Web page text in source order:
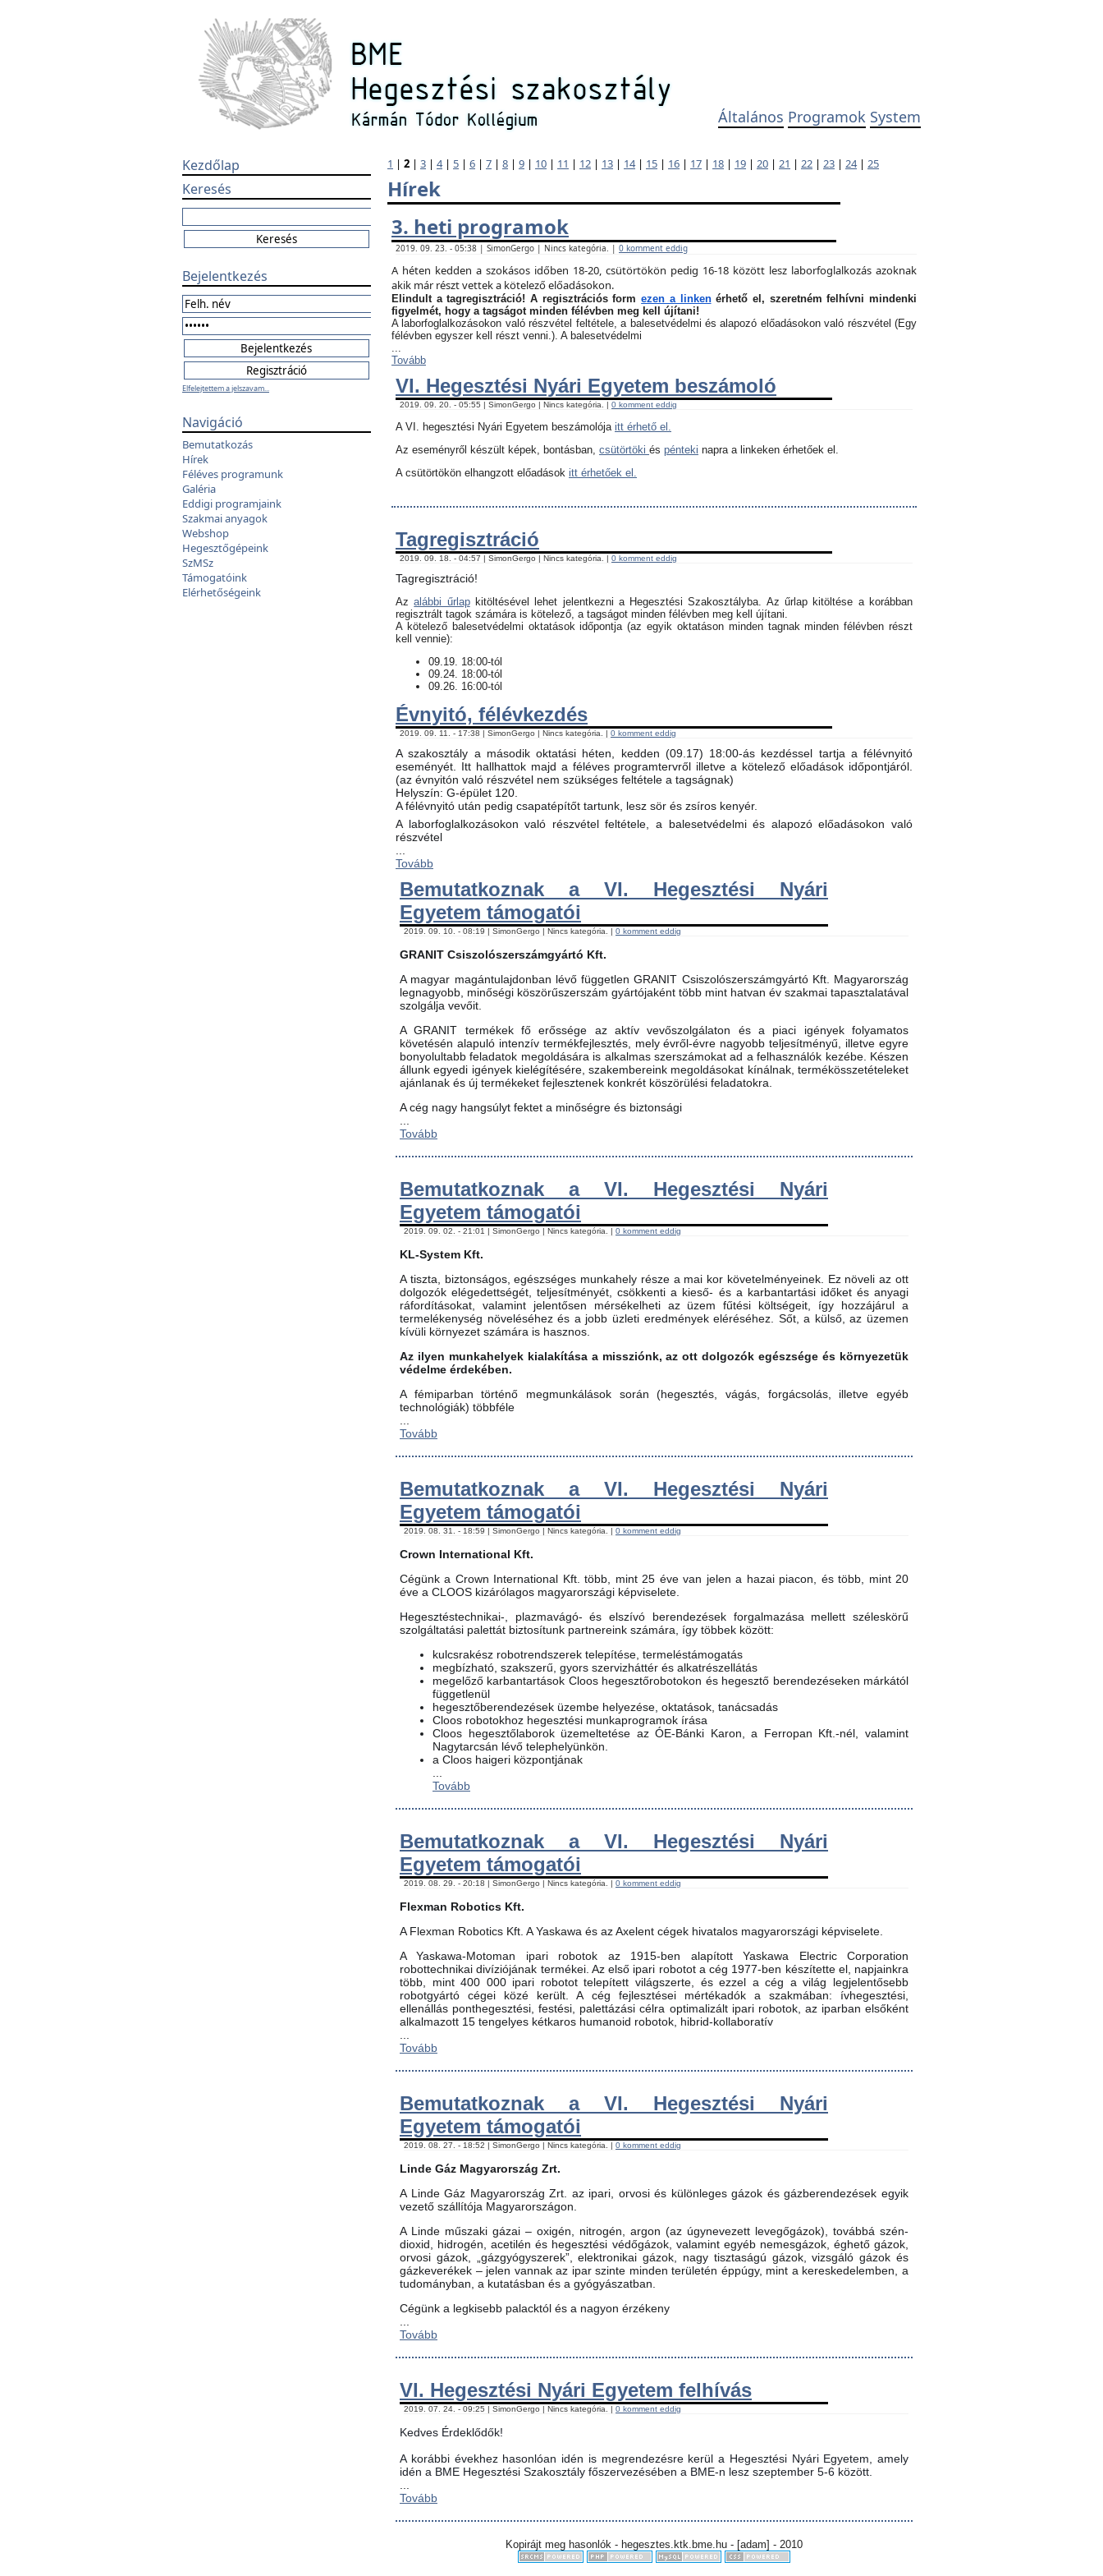
Általános Programok System
Kezdőlap
Keresés
Bejelentkezés
Elfelejtettem a jelszavam...
Navigáció
Bemutatkozás
Hírek
Féléves programunk
Galéria
Eddigi programjaink
Szakmai anyagok
Webshop
Hegesztőgépeink
SzMSz
Támogatóink
Elérhetőségeink
1 | 2 | 3 | 4| 5 | 6 | 7 | 8 | 9 | 10 | 11 | 12 | 13 | 14| 15 | 16 | 17 | 18 | 19 | 20 | 21 | 22 | 23 | 24| 25
Hírek
3. heti programok
2019. 09. 23. - 05:38 | SimonGergo | Nincs kategória. | 0 komment eddig
A héten kedden a szokásos időben 18-20, csütörtökön pedig 16-18 között lesz laborfoglalkozás azoknak
akik már részt vettek a kötelező előadásokon.
Elindult a tagregisztráció! A regisztrációs formezen a linkenérhető el, szeretném felhívni mindenki
figyelmét, hogy a tagságot minden félévben meg kell újítani!
A laborfoglalkozásokon való részvétel feltétele, a balesetvédelmi és alapozó előadásokon való részvétel (Egy
félévben egyszer kell részt venni.). A balesetvédelmi
...
Tovább
VI. Hegesztési Nyári Egyetem beszámoló
2019. 09. 20. - 05:55 | SimonGergo | Nincs kategória. | 0 komment eddig
A VI. hegesztési Nyári Egyetem beszámolója itt érhető el.
Az eseményről készült képek, bontásban, csütörtöki és pénteki napra a linkeken érhetőek el.
A csütörtökön elhangzott előadások itt érhetőek el.
Tagregisztráció
2019. 09. 18. - 04:57 | SimonGergo | Nincs kategória. | 0 komment eddig
Tagregisztráció!
Azalábbi űrlapkitöltésével lehet jelentkezni a Hegesztési Szakosztályba. Az űrlap kitöltése a korábban
regisztrált tagok számára is kötelező, a tagságot minden félévben meg kell újítani.
​A kötelező balesetvédelmi oktatások időpontja (az egyik oktatáson minden tagnak minden félévben részt
kell vennie):
09.19. 18:00-tól
09.24. 18:00-tól
09.26. 16:00-tól
Évnyitó, félévkezdés
2019. 09. 11. - 17:38 | SimonGergo | Nincs kategória. | 0 komment eddig
A szakosztály a második oktatási héten, kedden (09.17) 18:00-ás kezdéssel tartja a félévnyitó
eseményét. Itt hallhattok majd a féléves programtervről illetve a kötelező előadások időpontjáról.
(az évnyitón való részvétel nem szükséges feltétele a tagságnak)
Helyszín: G-épület 120.
A félévnyitó után pedig csapatépítőt tartunk, lesz sör és zsíros kenyér.
A laborfoglalkozásokon való részvétel feltétele, a balesetvédelmi és alapozó előadásokon való
részvétel
Tovább
Bemutatkoznak a VI. Hegesztési Nyári
Egyetem támogatói
2019. 09. 10. - 08:19 | SimonGergo | Nincs kategória. | 0 komment eddig
GRANIT Csiszolószerszámgyártó Kft.
A magyar magántulajdonban lévő független GRANIT Csiszolószerszámgyártó Kft. Magyarország
legnagyobb, minőségi köszörűszerszám gyártójaként több mint hatvan év szakmai tapasztalatával
szolgálja vevőit.
A GRANIT termékek fő erőssége az aktív vevőszolgálaton és a piaci igények folyamatos
követésén alapuló intenzív termékfejlesztés, mely évről-évre nagyobb teljesítményű, illetve egyre
bonyolultabb feladatok megoldására is alkalmas szerszámokat ad a felhasználók kezébe. Készen
állunk egyedi igények kielégítésére, szakembereink megoldásokat kínálnak, termékösszetételeket
ajánlanak és új termékeket fejlesztenek konkrét köszörülési feladatokra.
A cég nagy hangsúlyt fektet a minőségre és biztonsági
Tovább
Bemutatkoznak a VI. Hegesztési Nyári
Egyetem támogatói
2019. 09. 02. - 21:01 | SimonGergo | Nincs kategória. | 0 komment eddig
KL-System Kft.
A tiszta, biztonságos, egészséges munkahely része a mai kor követelményeinek. Ez növeli az ott
dolgozók elégedettségét, teljesítményét, csökkenti a kieső- és a karbantartási időket és anyagi
ráfordításokat, valamint jelentősen mérsékelheti az üzem fűtési költségeit, így hozzájárul a
termelékenység növeléséhez és a jobb üzleti eredmények eléréséhez. Sőt, a külső, az üzemen
kívüli környezet számára is hasznos.
Az ilyen munkahelyek kialakítása a missziónk, az ott dolgozók egészsége és környezetük
védelme érdekében.
A fémiparban történő megmunkálások során (hegesztés, vágás, forgácsolás, illetve egyéb
technológiák) többféle
Tovább
Bemutatkoznak a VI. Hegesztési Nyári
Egyetem támogatói
2019. 08. 31. - 18:59 | SimonGergo | Nincs kategória. | 0 komment eddig
Crown International Kft.
Cégünk a Crown International Kft. több, mint 25 éve van jelen a hazai piacon, és több, mint 20
éve a CLOOS kizárólagos magyarországi képviselete.
Hegesztéstechnikai-, plazmavágó- és elszívó berendezések forgalmazása mellett széleskörű
szolgáltatási palettát biztosítunk partnereink számára, így többek között:
kulcsrakész robotrendszerek telepítése, termeléstámogatás
megbízható, szakszerű, gyors szervizháttér és alkatrészellátás
megelőző karbantartások Cloos hegesztőrobotokon és hegesztő berendezéseken márkától
függetlenül
hegesztőberendezések üzembe helyezése, oktatások, tanácsadás
Cloos robotokhoz hegesztési munkaprogramok írása
Cloos hegesztőlaborok üzemeltetése az ÓE-Bánki Karon, a Ferropan Kft.-nél, valamint
Nagytarcsán lévő telephelyünkön.
a Cloos haigeri központjának
Tovább
Bemutatkoznak a VI. Hegesztési Nyári
Egyetem támogatói
2019. 08. 29. - 20:18 | SimonGergo | Nincs kategória. | 0 komment eddig
Flexman Robotics Kft.
A Flexman Robotics Kft. A Yaskawa és az Axelent cégek hivatalos magyarországi képviselete.
A Yaskawa-Motoman ipari robotok az 1915-ben alapított Yaskawa Electric Corporation
robottechnikai divíziójának termékei. Az első ipari robotot a cég 1977-ben készítette el, napjainkra
több, mint 400 000 ipari robotot telepített világszerte, és ezzel a cég a világ legjelentősebb
robotgyártó cégei közé került. A cég fejlesztései mértékadók a szakmában: ívhegesztési,
ellenállás ponthegesztési, festési, palettázási célra optimalizált ipari robotok, az iparban elsőként
alkalmazott 15 tengelyes kétkaros humanoid robotok, hibrid-kollaboratív
Tovább
Bemutatkoznak a VI. Hegesztési Nyári
Egyetem támogatói
2019. 08. 27. - 18:52 | SimonGergo | Nincs kategória. | 0 komment eddig
Linde Gáz Magyarország Zrt.
A Linde Gáz Magyarország Zrt. az ipari, orvosi és különleges gázok és gázberendezések egyik
vezető szállítója Magyarországon.
A Linde műszaki gázai – oxigén, nitrogén, argon (az úgynevezett levegőgázok), továbbá szén-
dioxid, hidrogén, acetilén és hegesztési védőgázok, valamint egyéb nemesgázok, éghető gázok,
orvosi gázok, „gázgyógyszerek”, elektronikai gázok, nagy tisztaságú gázok, vizsgáló gázok és
gázkeverékek – jelen vannak az ipar szinte minden területén éppúgy, mint a kereskedelemben, a
tudományban, a kutatásban és a gyógyászatban.
Cégünk a legkisebb palacktól és a nagyon érzékeny
Tovább
VI. Hegesztési Nyári Egyetem felhívás
2019. 07. 24. - 09:25 | SimonGergo | Nincs kategória. | 0 komment eddig
Kedves Érdeklődők!
A korábbi évekhez hasonlóan idén is megrendezésre kerül a Hegesztési Nyári Egyetem, amely
idén a BME Hegesztési Szakosztály főszervezésében a BME-n lesz szeptember 5-6 között.
Tovább
Kopirájt meg hasonlók - hegesztes.ktk.bme.hu - [adam] - 2010